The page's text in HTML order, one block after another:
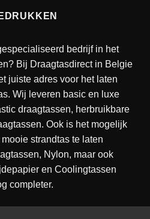
bedrijf in het
Bij Draagtasdirect in Belgie
juiste adres voor het laten
Wij leveren basic en luxe
draagtassen, herbruikbare
Ook is het mogelijk
strandtas te laten
Nylon, maar ook
en Coolingtassen
completer.